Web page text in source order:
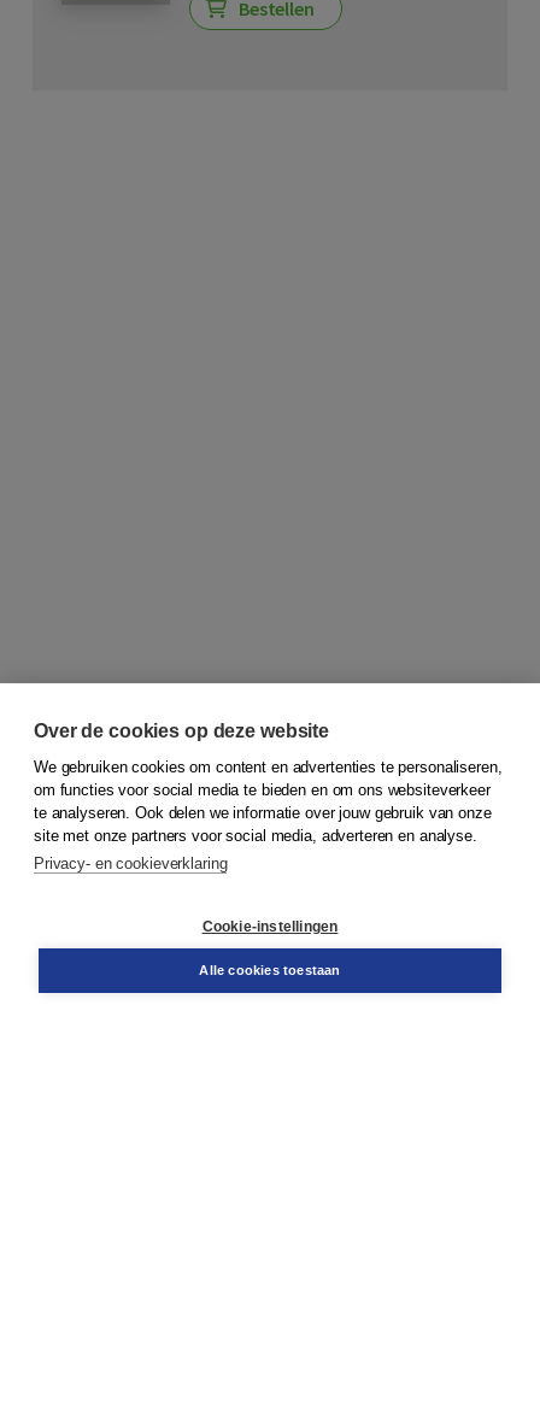
Bestellen
© 2026Koninklijke Boom uitgevers
Bestellen
Over de cookies op deze website
We gebruiken cookies om content en advertenties te personaliseren,
om functies voor social media te bieden en om ons websiteverkeer
te analyseren. Ook delen we informatie over jouw gebruik van onze
site met onze partners voor social media, adverteren en analyse.
Privacy- en cookieverklaring
Cookie-instellingen
Alle cookies toestaan